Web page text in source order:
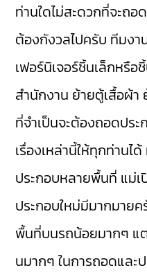
ท่านใดไม่สะดวกที่จะถอ
ต้องกังวลไปครับ ทีมงา
เฟอร์นิเจอร์ชิ้นเล็กหรื
สำนักงาน ย้ายตู้เสื้อผ้า
ที่จำเป็นจะต้องถอดประ
เรื่องเหล่านี้ให้ทุกท่าน
ประกอบหลายพื้นที่ แม่
ประกอบใหม่มีมากมาย
พื้นที่บนรถน้อยมากๆ แต่
นมากๆ ในการถอดแล